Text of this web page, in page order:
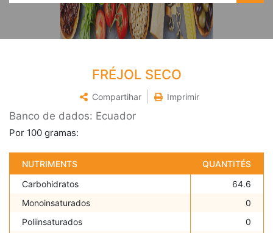
FRÉJOL SECO
Compartihar Imprimir
Banco de dados: Ecuador
Por 100 gramas:
NUTRIMENTS
QUANTITÉS
Carbohidratos
64.6
Monoinsaturados
0
Poliinsaturados
0